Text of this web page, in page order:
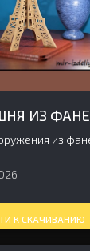
ИЗ
из
К СКАЧИВАНИЮ